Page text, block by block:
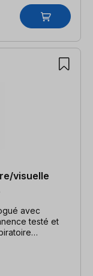
visuelle
avec
testé et
!